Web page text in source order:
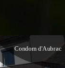
Condom d'Aubrac